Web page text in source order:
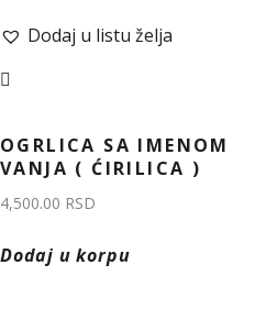
Dodaj u listu želja
OGRLICA SA IMENOM
VANJA ( ĆIRILICA )
4,500.00 RSD
Dodaj u korpu